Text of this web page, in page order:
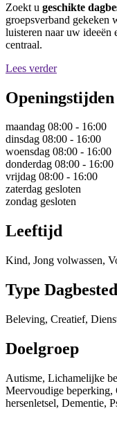
Zoekt u geschikte
groepsverband gekeken
luisteren naar uw
centraal.
Lees verder
Openingstijden
maandag 08:00 - 16:00
dinsdag 08:00 - 16:00
woensdag 08:00 - 16:00
donderdag 08:00 - 16:00
vrijdag 08:00 - 16:00
zaterdag gesloten
zondag gesloten
Leeftijd
Kind, Jong volwassen,
Type
Beleving, Creatief,
Doelgroep
Autisme, Lichamelijke
Meervoudige beperking,
hersenletsel, Dementie,